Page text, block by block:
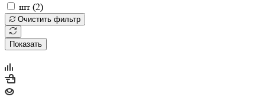
шт (2)
Очистить фильтр
Показать